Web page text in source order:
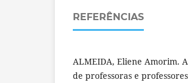
REFERÊNCIAS
ALMEIDA, Eliene Amorim.
de professoras e